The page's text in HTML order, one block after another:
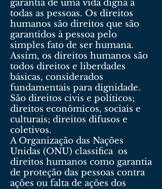
garantia de uma vida digna a
todas as pessoas. Os direitos
humanos são direitos que são
garantidos à pessoa pelo
simples fato de ser humana.
Assim, os direitos humanos são
todos direitos e liberdades
básicas, considerados
fundamentais para dignidade.
São direitos civis e políticos;
direitos econômicos, sociais e
culturais; direitos difusos e
coletivos.
A Organização das Nações
Unidas (ONU) classifica os
direitos humanos como garantia
de proteção das pessoas contra
ações ou falta de ações dos